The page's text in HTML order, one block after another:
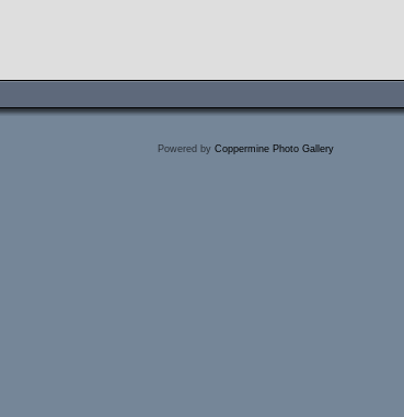
Powered by Coppermine Photo Gallery